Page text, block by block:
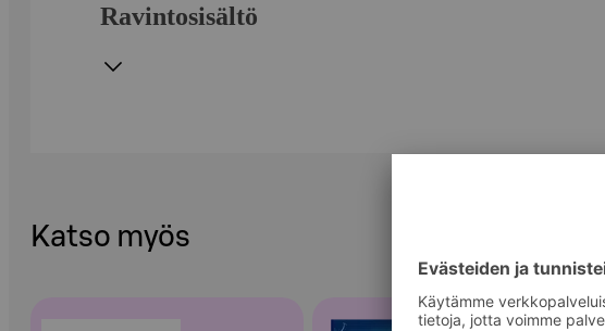
Ravintosisältö
Katso myös